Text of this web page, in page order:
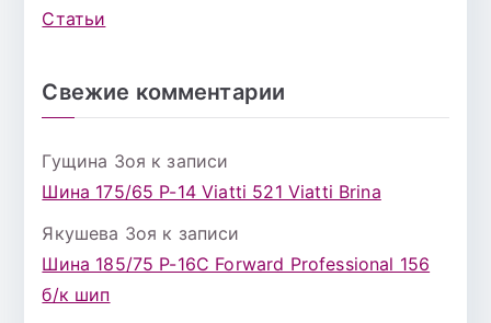
Статьи
Свежие комментарии
Гущина Зоя к записи
Шина 175/65 Р-14 Viatti 521 Viatti Brina
Якушева Зоя к записи
Шина 185/75 Р-16С Forward Professional 156
б/к шип